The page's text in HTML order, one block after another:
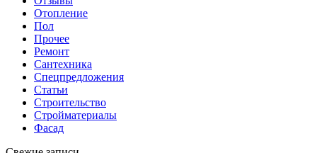
Отопление
Пол
Прочее
Ремонт
Сантехника
Спецпредложения
Статьи
Строительство
Стройматериалы
Фасад